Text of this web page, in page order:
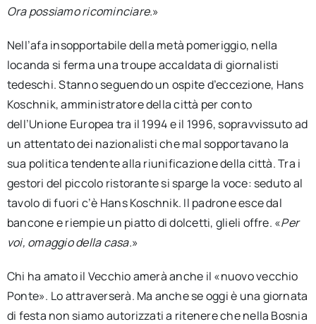
Ora possiamo ricominciare.»
Nell’afa insopportabile della metà pomeriggio, nella
locanda si ferma una troupe accaldata di giornalisti
tedeschi. Stanno seguendo un ospite d’eccezione, Hans
Koschnik, amministratore della città per conto
dell’Unione Europea tra il 1994 e il 1996, sopravvissuto ad
un attentato dei nazionalisti che mal sopportavano la
sua politica tendente alla riunificazione della città. Tra i
gestori del piccolo ristorante si sparge la voce: seduto al
tavolo di fuori c’è Hans Koschnik. Il padrone esce dal
bancone e riempie un piatto di dolcetti, glieli offre. «Per
voi, omaggio della casa.»
Chi ha amato il Vecchio amerà anche il «nuovo vecchio
Ponte». Lo attraverserà. Ma anche se oggi è una giornata
di festa non siamo autorizzati a ritenere che nella Bosnia